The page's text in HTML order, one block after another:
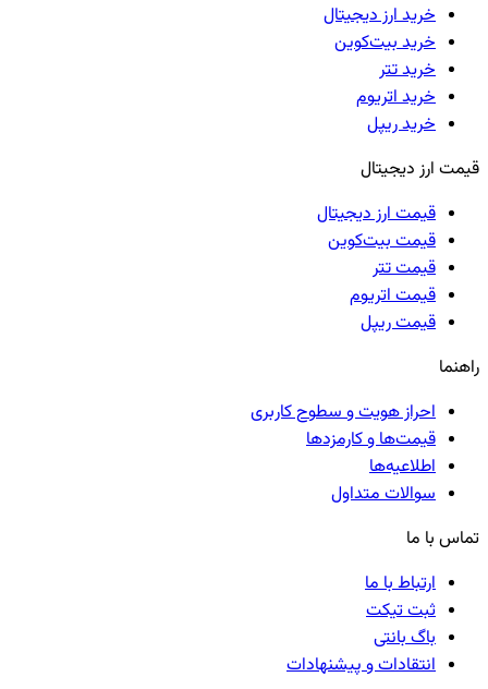
خرید ارز دیجیتال
خرید بیت‌کوین
خرید تتر
خرید اتریوم
خرید ریپل
قیمت ارز دیجیتال
قیمت ارز دیجیتال
قیمت بیت‌کوین
قیمت تتر
قیمت اتریوم
قیمت ریپل
راهنما
احراز هویت و سطوح کاربری
قیمت‌ها و کارمزدها
اطلاعیه‌ها
سوالات متداول
تماس با ما
ارتباط با ما
ثبت تیکت
باگ بانتی
انتقادات و پیشنهادات